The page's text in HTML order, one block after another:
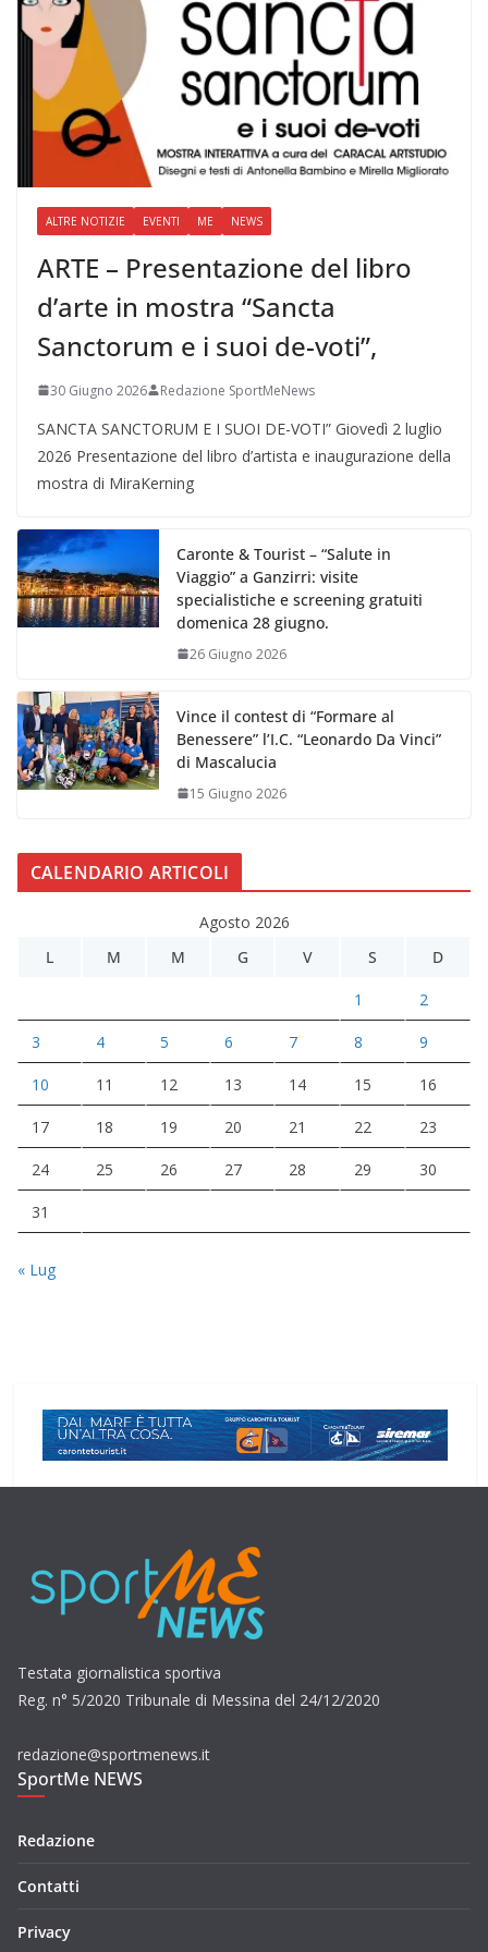
ALTRE NOTIZIE EVENTI ME NEWS
ARTE – Presentazione del libro
d’arte in mostra “Sancta
Sanctorum e i suoi de-voti”,
30 Giugno 2026 Redazione SportMeNews
SANCTA SANCTORUM E I SUOI DE-VOTI” Giovedì 2 luglio
2026 Presentazione del libro d’artista e inaugurazione della
mostra di MiraKerning
Caronte & Tourist – “Salute in
Viaggio” a Ganzirri: visite
specialistiche e screening gratuiti
domenica 28 giugno.
26 Giugno 2026
Vince il contest di “Formare al
Benessere” l’I.C. “Leonardo Da Vinci”
di Mascalucia
15 Giugno 2026
CALENDARIO ARTICOLI
Agosto 2026
L
M M G V S D
1 2
3 4 5 6 7 8 9
10 11 12 13 14 15 16
17 18 19 20 21 22 23
24 25 26 27 28 29 30
31
« Lug
Testata giornalistica sportiva
Reg. n° 5/2020 Tribunale di Messina del 24/12/2020
redazione@sportmenews.it
SportMe NEWS
Redazione
Contatti
Privacy